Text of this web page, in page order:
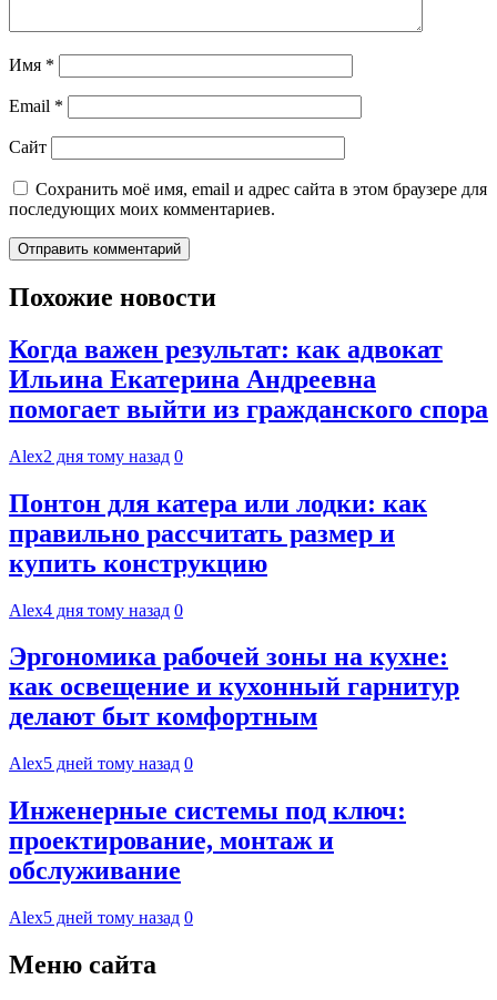
Имя *
Email *
Сайт
Сохранить моё имя, email и адрес сайта в этом браузере для
последующих моих комментариев.
Похожие новости
Когда важен результат: как адвокат
Ильина Екатерина Андреевна
помогает выйти из гражданского спора
Alex2 дня тому назад 0
Понтон для катера или лодки: как
правильно рассчитать размер и
купить конструкцию
Alex4 дня тому назад 0
Эргономика рабочей зоны на кухне:
как освещение и кухонный гарнитур
делают быт комфортным
Alex5 дней тому назад 0
Инженерные системы под ключ:
проектирование, монтаж и
обслуживание
Alex5 дней тому назад 0
Меню сайта